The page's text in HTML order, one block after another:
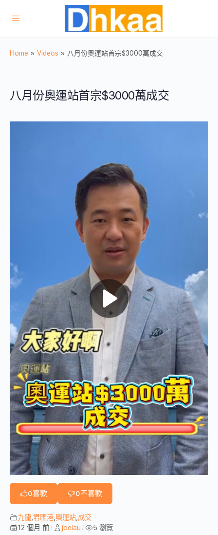
Home » Videos » 八月份奧運站首宗$3000萬成交
八月份奧運站首宗$3000萬成交
0喜歡 0不喜歡
九龍 君匯港 奧運站 成交
12 個月 前 / joelau / 5 瀏覽